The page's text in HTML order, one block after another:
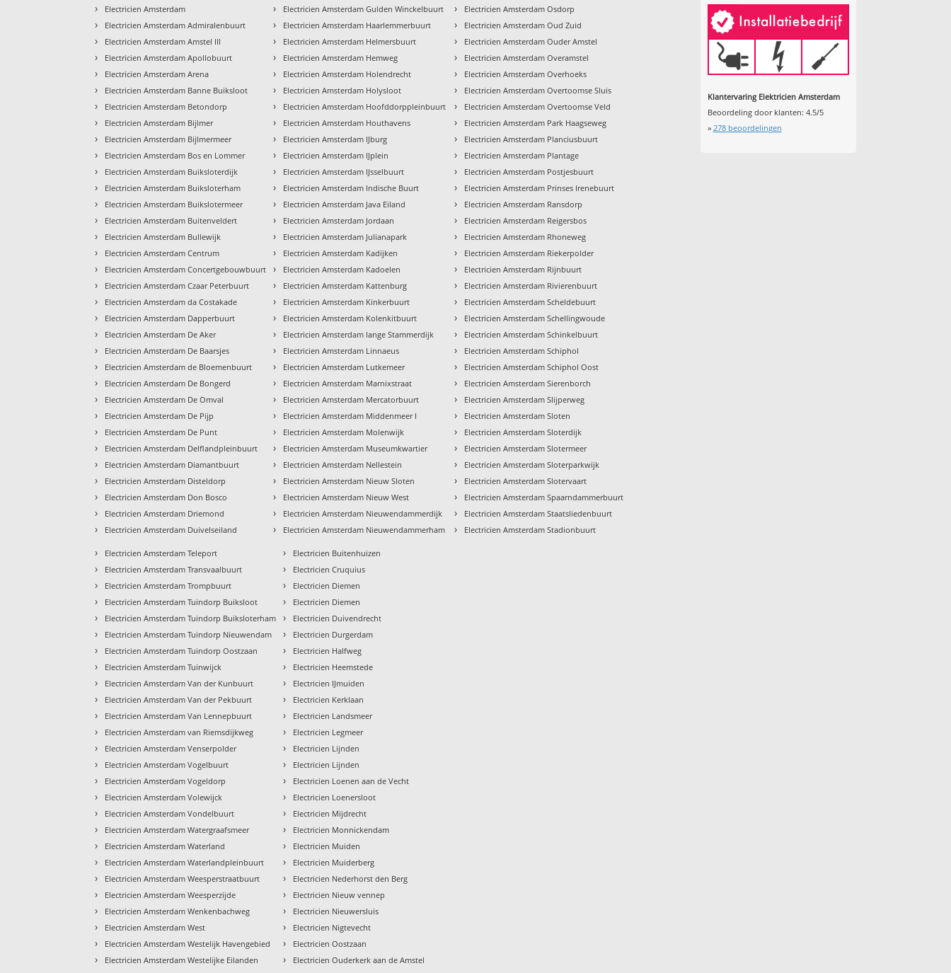
› Electricien Amsterdam
› Electricien Amsterdam Admiralenbuurt
› Electricien Amsterdam Amstel III
› Electricien Amsterdam Apollobuurt
› Electricien Amsterdam Arena
› Electricien Amsterdam Banne Buiksloot
› Electricien Amsterdam Betondorp
› Electricien Amsterdam Bijlmer
› Electricien Amsterdam Bijlmermeer
› Electricien Amsterdam Bos en Lommer
› Electricien Amsterdam Buiksloterdijk
› Electricien Amsterdam Buiksloterham
› Electricien Amsterdam Buikslotermeer
› Electricien Amsterdam Buitenveldert
› Electricien Amsterdam Bullewijk
› Electricien Amsterdam Centrum
› Electricien Amsterdam Concertgebouwbuurt
› Electricien Amsterdam Czaar Peterbuurt
› Electricien Amsterdam da Costakade
› Electricien Amsterdam Dapperbuurt
› Electricien Amsterdam De Aker
› Electricien Amsterdam De Baarsjes
› Electricien Amsterdam de Bloemenbuurt
› Electricien Amsterdam De Bongerd
› Electricien Amsterdam De Omval
› Electricien Amsterdam De Pijp
› Electricien Amsterdam De Punt
› Electricien Amsterdam Delflandpleinbuurt
› Electricien Amsterdam Diamantbuurt
› Electricien Amsterdam Disteldorp
› Electricien Amsterdam Don Bosco
› Electricien Amsterdam Driemond
› Electricien Amsterdam Duivelseiland
› Electricien Amsterdam Gulden Winckelbuurt
› Electricien Amsterdam Haarlemmerbuurt
› Electricien Amsterdam Helmersbuurt
› Electricien Amsterdam Hemweg
› Electricien Amsterdam Holendrecht
› Electricien Amsterdam Holysloot
› Electricien Amsterdam Hoofddorppleinbuurt
› Electricien Amsterdam Houthavens
› Electricien Amsterdam IJburg
› Electricien Amsterdam IJplein
› Electricien Amsterdam IJsselbuurt
› Electricien Amsterdam Indische Buurt
› Electricien Amsterdam Java Eiland
› Electricien Amsterdam Jordaan
› Electricien Amsterdam Julianapark
› Electricien Amsterdam Kadijken
› Electricien Amsterdam Kadoelen
› Electricien Amsterdam Kattenburg
› Electricien Amsterdam Kinkerbuurt
› Electricien Amsterdam Kolenkitbuurt
› Electricien Amsterdam lange Stammerdijk
› Electricien Amsterdam Linnaeus
› Electricien Amsterdam Lutkemeer
› Electricien Amsterdam Marnixstraat
› Electricien Amsterdam Mercatorbuurt
› Electricien Amsterdam Middenmeer I
› Electricien Amsterdam Molenwijk
› Electricien Amsterdam Museumkwartier
› Electricien Amsterdam Nellestein
› Electricien Amsterdam Nieuw Sloten
› Electricien Amsterdam Nieuw West
› Electricien Amsterdam Nieuwendammerdijk
› Electricien Amsterdam Nieuwendammerham
› Electricien Amsterdam Osdorp
› Electricien Amsterdam Oud Zuid
› Electricien Amsterdam Ouder Amstel
› Electricien Amsterdam Overamstel
› Electricien Amsterdam Overhoeks
› Electricien Amsterdam Overtoomse Sluis
› Electricien Amsterdam Overtoomse Veld
› Electricien Amsterdam Park Haagseweg
› Electricien Amsterdam Planciusbuurt
› Electricien Amsterdam Plantage
› Electricien Amsterdam Postjesbuurt
› Electricien Amsterdam Prinses Irenebuurt
› Electricien Amsterdam Ransdorp
› Electricien Amsterdam Reigersbos
› Electricien Amsterdam Rhoneweg
› Electricien Amsterdam Riekerpolder
› Electricien Amsterdam Rijnbuurt
› Electricien Amsterdam Rivierenbuurt
› Electricien Amsterdam Scheldebuurt
› Electricien Amsterdam Schellingwoude
› Electricien Amsterdam Schinkelbuurt
› Electricien Amsterdam Schiphol
› Electricien Amsterdam Schiphol Oost
› Electricien Amsterdam Sierenborch
› Electricien Amsterdam Slijperweg
› Electricien Amsterdam Sloten
› Electricien Amsterdam Sloterdijk
› Electricien Amsterdam Slotermeer
› Electricien Amsterdam Sloterparkwijk
› Electricien Amsterdam Slotervaart
› Electricien Amsterdam Spaarndammerbuurt
› Electricien Amsterdam Staatsliedenbuurt
› Electricien Amsterdam Stadionbuurt
› Electricien Amsterdam Teleport
› Electricien Amsterdam Transvaalbuurt
› Electricien Amsterdam Trompbuurt
› Electricien Amsterdam Tuindorp Buiksloot
› Electricien Amsterdam Tuindorp Buiksloterham
› Electricien Amsterdam Tuindorp Nieuwendam
› Electricien Amsterdam Tuindorp Oostzaan
› Electricien Amsterdam Tuinwijck
› Electricien Amsterdam Van der Kunbuurt
› Electricien Amsterdam Van der Pekbuurt
› Electricien Amsterdam Van Lennepbuurt
› Electricien Amsterdam van Riemsdijkweg
› Electricien Amsterdam Venserpolder
› Electricien Amsterdam Vogelbuurt
› Electricien Amsterdam Vogeldorp
› Electricien Amsterdam Volewijck
› Electricien Amsterdam Vondelbuurt
› Electricien Amsterdam Watergraafsmeer
› Electricien Amsterdam Waterland
› Electricien Amsterdam Waterlandpleinbuurt
› Electricien Amsterdam Weesperstraatbuurt
› Electricien Amsterdam Weesperzijde
› Electricien Amsterdam Wenkenbachweg
› Electricien Amsterdam West
› Electricien Amsterdam Westelijk Havengebied
› Electricien Amsterdam Westelijke Eilanden
› Electricien Buitenhuizen
› Electricien Cruquius
› Electricien Diemen
› Electricien Diemen
› Electricien Duivendrecht
› Electricien Durgerdam
› Electricien Halfweg
› Electricien Heemstede
› Electricien IJmuiden
› Electricien Kerklaan
› Electricien Landsmeer
› Electricien Legmeer
› Electricien Lijnden
› Electricien Lijnden
› Electricien Loenen aan de Vecht
› Electricien Loenersloot
› Electricien Mijdrecht
› Electricien Monnickendam
› Electricien Muiden
› Electricien Muiderberg
› Electricien Nederhorst den Berg
› Electricien Nieuw vennep
› Electricien Nieuwersluis
› Electricien Nigtevecht
› Electricien Oostzaan
› Electricien Ouderkerk aan de Amstel
Klantervaring Elektricien Amsterdam
Beoordeling door klanten: 4.5/5
» 278beoordelingen